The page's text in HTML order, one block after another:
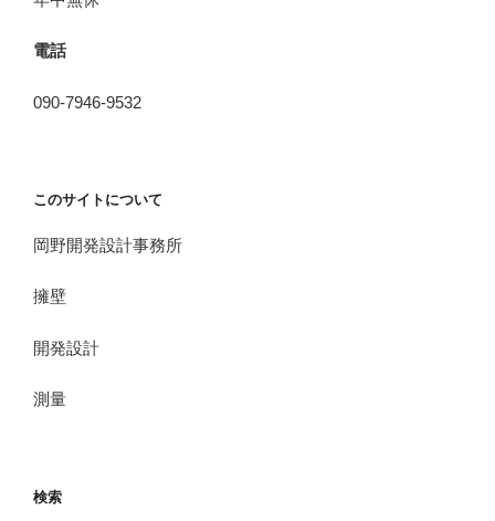
電話
090-7946-9532
このサイトについて
岡野開発設計事務所
擁壁
開発設計
測量
検索